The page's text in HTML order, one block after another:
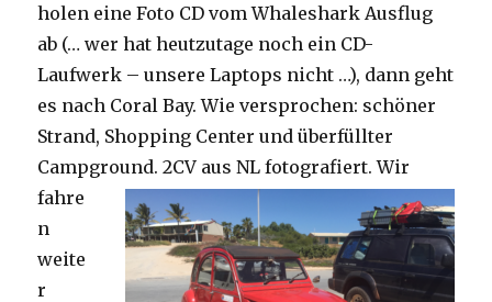
holen eine Foto CD vom Whaleshark Ausflug
ab (… wer hat heutzutage noch ein CD-
Laufwerk – unsere Laptops nicht …), dann geht
es nach Coral Bay. Wie versprochen: schöner
Strand, Shopping Center und überfüllter
Campground.2CV aus NL fotografiert. Wir
fahre
n
weite
r